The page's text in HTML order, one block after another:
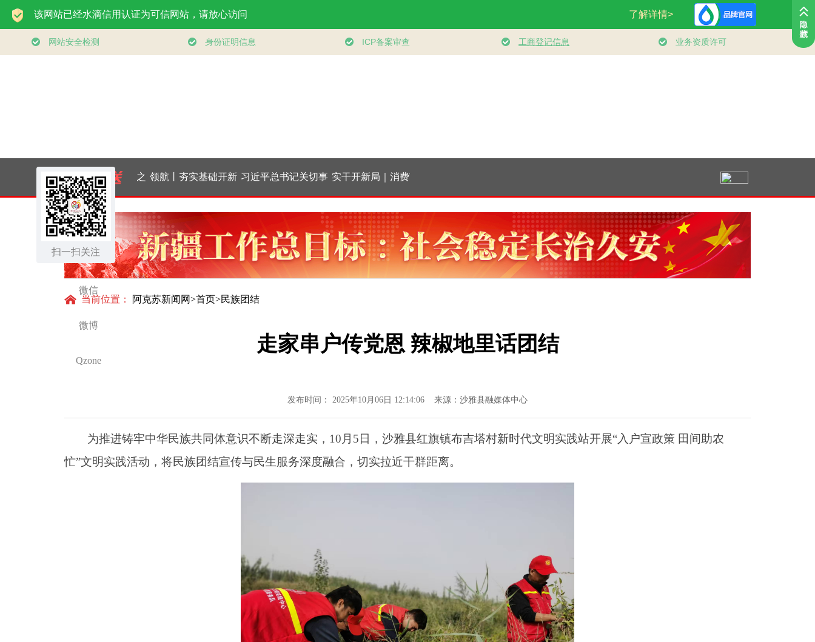
扫一扫关注
微信
微博
Qzone
大道行天下｜东方之
约，相约未来——中
国元首外交的世界情
怀与大国气派
领航丨夯实基础开新
局
习近平总书记关切事
｜厚植营商沃土推动
东北全面振兴
实干开新局｜消费市
场开局起势
经纬线·向新，向前
把传统和现代有机融
合在一起”
新愚公
总书记的人民情怀
｜“扎扎实实建设现
代化产业体系”
当前位置： 阿克苏新闻网>首页>民族团结
走家串户传党恩 辣椒地里话团结
发布时间： 2025年10月06日 12:14:06 来源：沙雅县融媒体中心
为推进铸牢中华民族共同体意识不断走深走实，10月5日，沙雅县红旗镇布吉塔村新时代文明实践站开展“入户宣政策 田间助农
忙”文明实践活动，将民族团结宣传与民生服务深度融合，切实拉近干群距离。